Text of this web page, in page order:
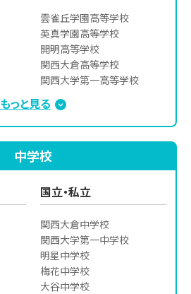
雲雀丘学園高等学校
英真学園高等学校
開明高等学校
関西大倉高等学校
関西大学第一高等学校
金蘭千里高等学校
清風高等学校
アサンプション国際高等学校
大阪女学院高等学校
宣真高等学校
大商学園高等学校
同志社高等学校
履正社高等学校
箕面自由学園高等学校
もっと見る
中学校
国立・私立
関西大倉中学校
関西大学第一中学校
明星中学校
梅花中学校
大谷中学校